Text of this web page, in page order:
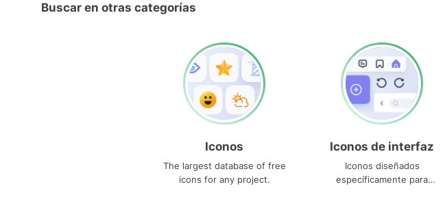
Buscar en otras categorías
Iconos
The largest database of free
icons for any project.
Iconos de interfaz
Iconos diseñados
específicamente para